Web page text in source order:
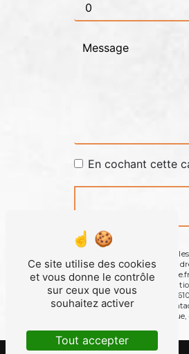
En cochant cette
** Les données
dans le seul but de
d’introduire une
Avenue Joseph Loubet,
la période de prise de
démarchage
Ce site utilise des cookies
et vous donne le contrôle
sur ceux que vous
souhaitez activer
Tout accepter